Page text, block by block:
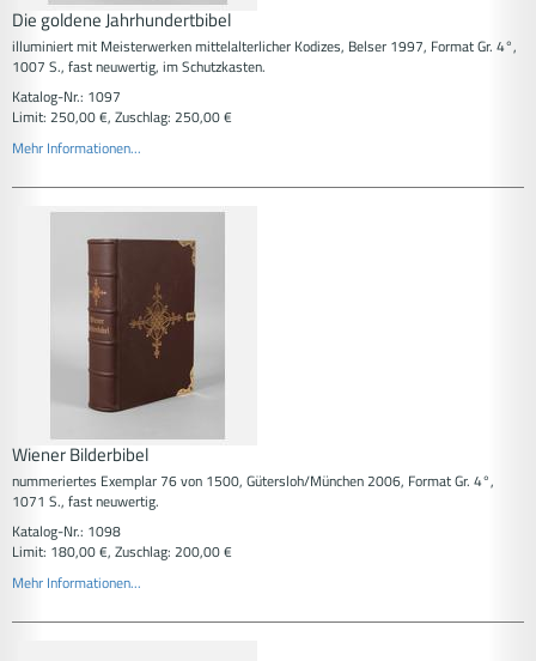
Die goldene Jahrhundertbibel
illuminiert mit Meisterwerken mittelalterlicher Kodizes, Belser 1997, Format Gr. 4°,
1007 S., fast neuwertig, im Schutzkasten.
Katalog-Nr.: 1097
Limit: 250,00 €, Zuschlag: 250,00 €
Mehr Informationen...
Wiener Bilderbibel
nummeriertes Exemplar 76 von 1500, Gütersloh/München 2006, Format Gr. 4°,
1071 S., fast neuwertig.
Katalog-Nr.: 1098
Limit: 180,00 €, Zuschlag: 200,00 €
Mehr Informationen...